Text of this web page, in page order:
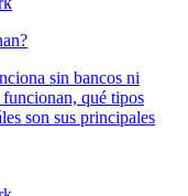
sin bancos ni
qué tipos
son sus principales